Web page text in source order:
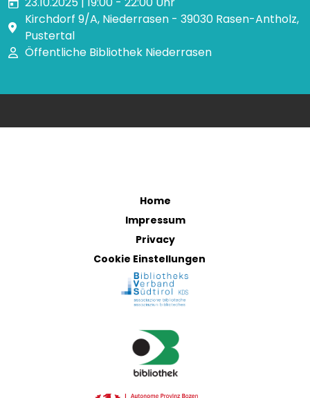
Kirchdorf 9/A, Niederrasen - 39030 Rasen-Antholz,
Pustertal
Öffentliche Bibliothek Niederrasen
Home
Impressum
Privacy
Cookie Einstellungen